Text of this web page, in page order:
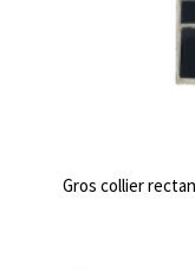
Gros collier